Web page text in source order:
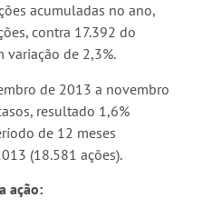
acumuladas no ano,
contra 17.392 do
variação de 2,3%.
de 2013 a novembro
resultado 1,6%
de 12 meses
(18.581 ações).
ação: